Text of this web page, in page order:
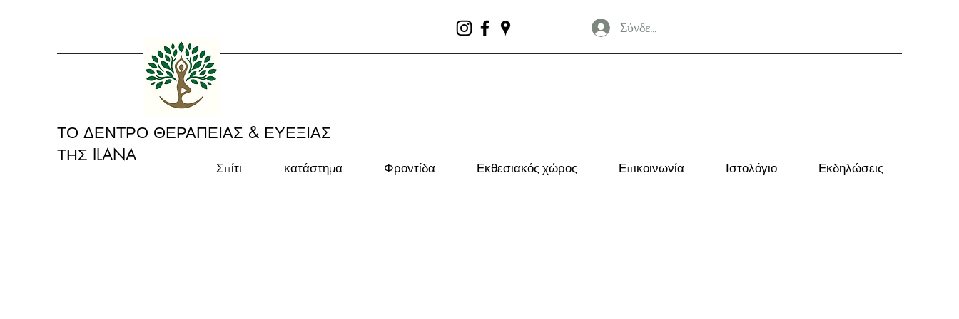
Σύνδεση
ΤΟ ΔΕΝΤΡΟ ΘΕΡΑΠΕΙΑΣ & ΕΥΕΞΙΑΣ
ΤΗΣ ILANA
Σπίτι κατάστημα Φροντίδα Εκθεσιακός χώρος Επικοινωνία Ιστολόγιο Εκδηλώσεις